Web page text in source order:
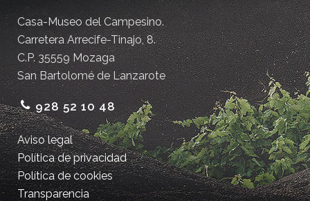
Casa-Museo del Campesino.
Carretera Arrecife-Tinajo, 8.
C.P. 35559 Mozaga
San Bartolomé de Lanzarote
928 52 10 48
Aviso legal
Política de privacidad
Política de cookies
Transparencia